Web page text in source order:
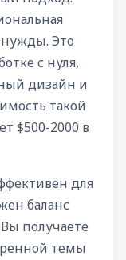
Это
с нуля,
дизайн и
такой
$500-2000 в
для
баланс
получаете
темы